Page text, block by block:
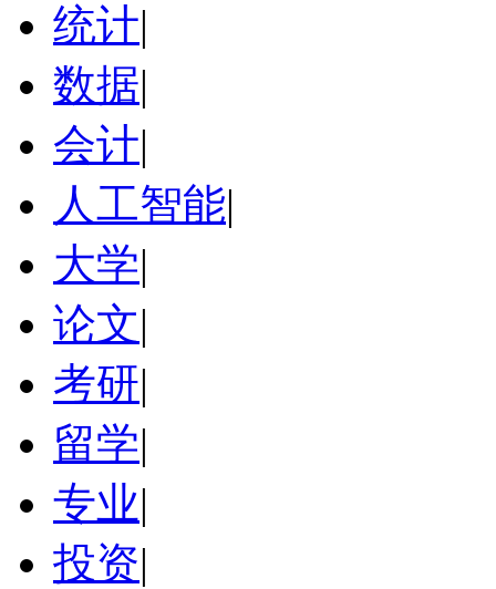
统计|
数据|
会计|
人工智能|
大学|
论文|
考研|
留学|
专业|
投资|